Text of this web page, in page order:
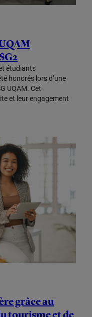
étudiants
honorés lors d’une
UQAM. Cet
et leur engagement
grâce au
tourisme et de